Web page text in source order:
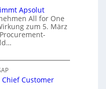
Apsolut
All for One
zum 5. März
Customer